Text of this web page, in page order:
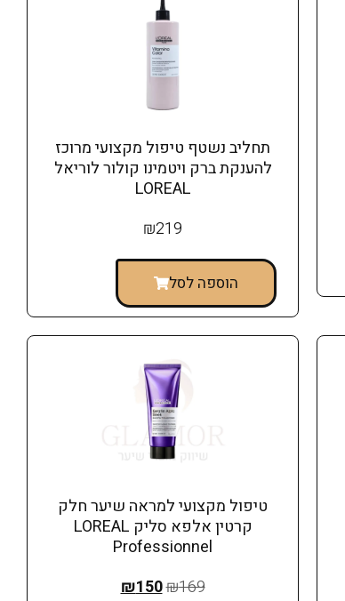
תחליב נשטף טיפול מקצועי מרוכז
להענקת ברק ויטמינו קולור לוריאל
LOREAL
₪219
הוספה לסל
​טיפול מקצועי למראה שיער חלק
קרטין אלפא סליק LOREAL
Professionnel
₪169
₪150